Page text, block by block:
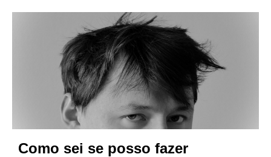
Como sei se posso fazer